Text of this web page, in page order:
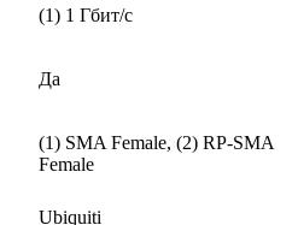
(1) 1 Гбит/c
Да
(1) SMA Female, (2) RP-SMA
Female
Ubiquiti